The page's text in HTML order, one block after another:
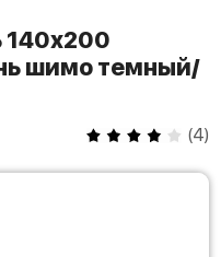
шимо темный/
(4)